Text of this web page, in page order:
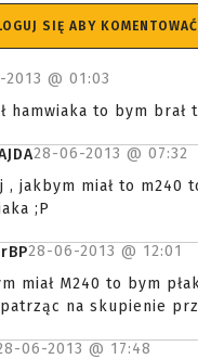
SIĘ ABY KOMENTOWAĆ
@ 01:03
hamwiaka to bym brał
28-06-2013 @ 07:32
, jakbym miał to m240
;P
28-06-2013 @ 12:01
miał M240 to bym
na skupienie
06-2013 @ 17:48